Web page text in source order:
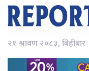
२१ श्रावण २०८३, बिहीबार